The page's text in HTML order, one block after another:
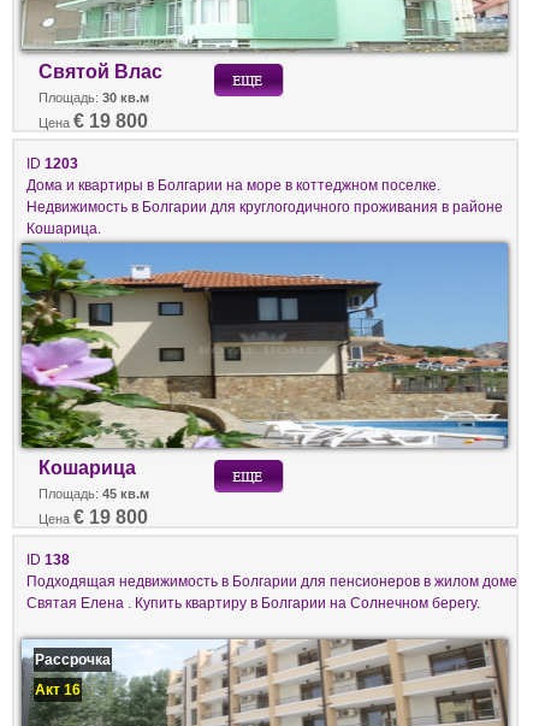
Святой Влас
Площадь: 30 кв.м
Цена € 19 800
ID 1203
Дома и квартиры в Болгарии на море в коттеджном поселке.
Недвижимость в Болгарии для круглогодичного проживания в районе
Кошарица.
Кошарица
Площадь: 45 кв.м
Цена € 19 800
ID 138
Подходящая недвижимость в Болгарии для пенсионеров в жилом доме
Святая Елена . Купить квартиру в Болгарии на Солнечном берегу.
Рассрочка
Акт 16